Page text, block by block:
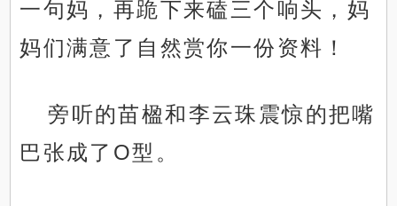
一句妈，再跪下来磕三个响头，妈
妈们满意了自然赏你一份资料！
旁听的苗楹和李云珠震惊的把嘴
巴张成了O型。